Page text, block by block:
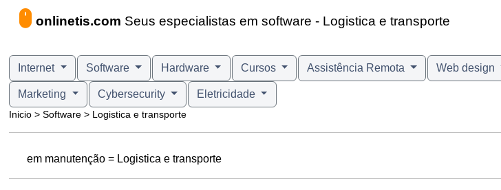
onlinetis.com Seus especialistas em software - Logistica e transporte
Internet Software Hardware Cursos Assistência Remota Web design
Marketing Cybersecurity Eletricidade
Inicio > Software > Logistica e transporte
em manutenção = Logistica e transporte